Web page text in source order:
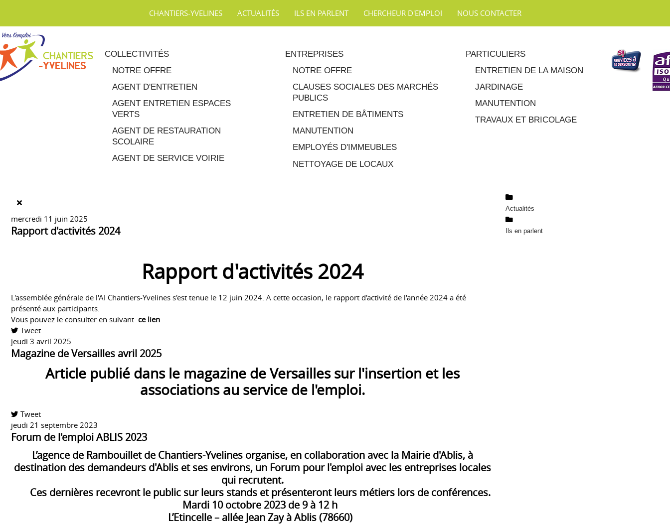
CHANTIERS-YVELINES ACTUALITÉS ILS EN PARLENT CHERCHEUR D'EMPLOI NOUS CONTACTER
COLLECTIVITÉS
NOTRE OFFRE
AGENT D'ENTRETIEN
AGENT ENTRETIEN ESPACES
VERTS
AGENT DE RESTAURATION
SCOLAIRE
AGENT DE SERVICE VOIRIE
ENTREPRISES
NOTRE OFFRE
CLAUSES SOCIALES DES MARCHÉS
PUBLICS
ENTRETIEN DE BÂTIMENTS
MANUTENTION
EMPLOYÉS D'IMMEUBLES
NETTOYAGE DE LOCAUX
PARTICULIERS
ENTRETIEN DE LA MAISON
JARDINAGE
MANUTENTION
TRAVAUX ET BRICOLAGE
mercredi 11 juin 2025
Rapport d'activités 2024
Rapport d'activités 2024
L'assemblée générale de l'AI Chantiers-Yvelines s'est tenue le 12 juin 2024. A cette occasion, le rapport d'activité de l'année 2024 a été
présenté aux participants.
Vous pouvez le consulter en suivantce lien
Tweet
pinterest
jeudi 3 avril 2025
Magazine de Versailles avril 2025
Article publié dans le magazine de Versailles sur l'insertion et les
associations au service de l'emploi.
Tweet
pinterest
jeudi 21 septembre 2023
Forum de l'emploi ABLIS 2023
L’agence de Rambouillet de Chantiers-Yvelines organise, en collaboration avec la Mairie d'Ablis, à
destination des demandeurs d'Ablis et ses environs, un Forum pour l'emploi avec les entreprises locales
qui recrutent.
Ces dernières recevront le public sur leurs stands et présenteront leurs métiers lors de conférences.
Mardi 10 octobre 2023 de 9 à 12 h
L’Etincelle – allée Jean Zay à Ablis (78660)
Actualités
Ils en parlent